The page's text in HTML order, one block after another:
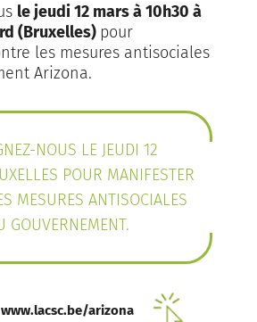
le jeudi 12 mars à 10h30 à
(Bruxelles) pour
les mesures antisociales
Arizona.
NOUS LE JEUDI 12
POUR MANIFESTER
MESURES ANTISOCIALES
GOUVERNEMENT.
www.lacsc.be/arizona